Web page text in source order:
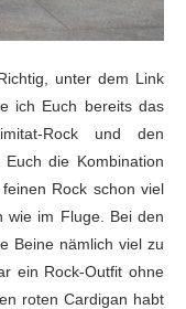
unter dem Link
ich Euch bereits das
Rock und den
die Kombination
Rock schon viel
wie im Fluge. Bei den
Beine nämlich viel zu
ein Rock-Outfit ohne
roten Cardigan habt